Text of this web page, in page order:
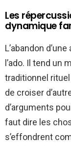
Les
dynamique
L’abandon
l’ado. Il tend un
traditionnel
de croiser
d’arguments
faut dire les
s’effondrent